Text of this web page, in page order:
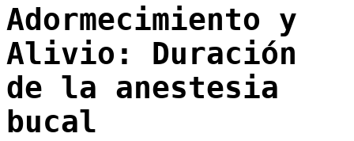
Adormecimiento y
Alivio: Duración
de la anestesia
bucal